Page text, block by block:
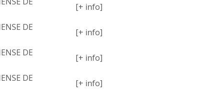
[+ info]
DE
[+ info]
DE
[+ info]
DE
[+ info]